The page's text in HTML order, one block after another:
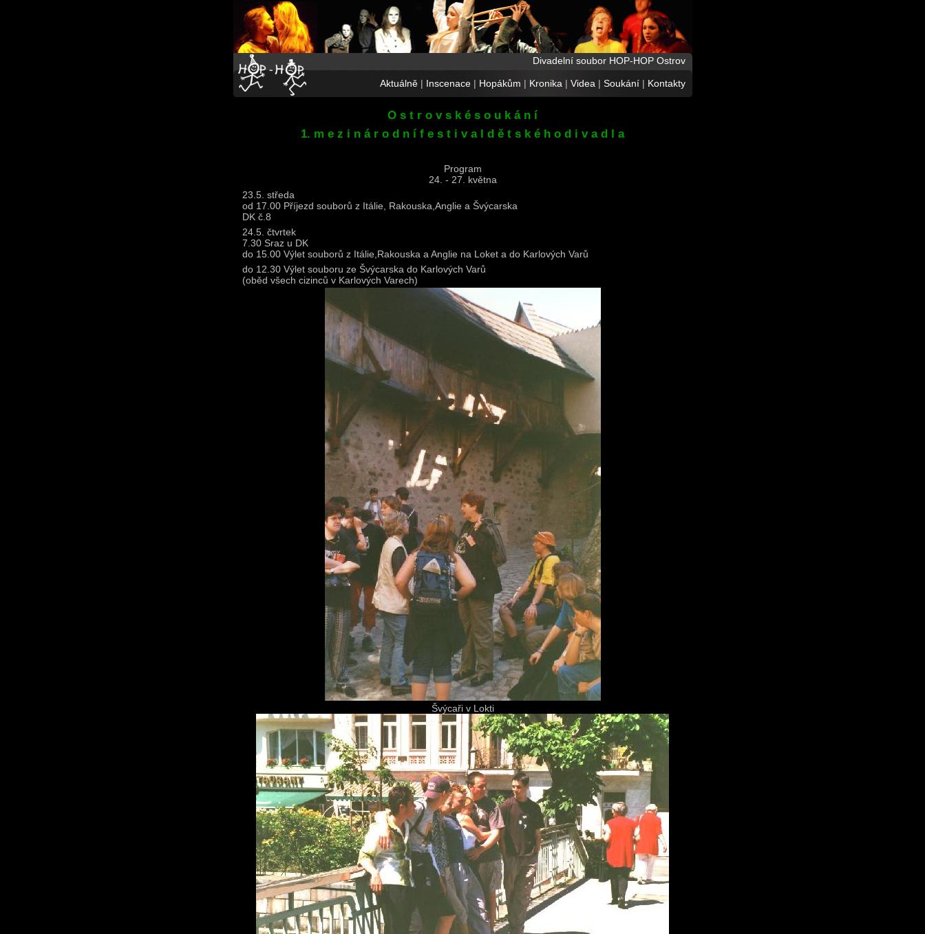
Divadelní soubor HOP-HOP Ostrov
Aktuálně| Inscenace| Hopákům | Kronika | Videa | Soukání| Kontakty
O s t r o v s k é s o u k á n í
1. m e z i n á r o d n í f e s t i v a l d ě t s k é h o d i v a d l a
Program
24. - 27. května
23.5. středa
od 17.00 Příjezd souborů z Itálie, Rakouska,Anglie a Švýcarska
DK č.8
24.5. čtvrtek
7.30 Sraz u DK
do 15.00 Výlet souborů z Itálie,Rakouska a Anglie na Loket a do Karlových Varů
do 12.30 Výlet souboru ze Švýcarska do Karlových Varů
(oběd všech cizinců v Karlových Varech)
Švýcaři v Lokti